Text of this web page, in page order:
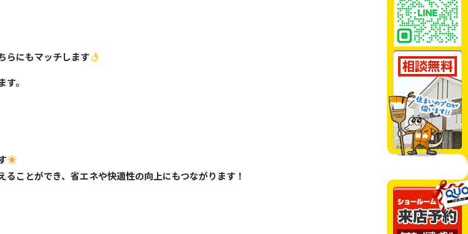
らにもマッチします
。
ことができ、省エネや快適性の向上にもつながります！